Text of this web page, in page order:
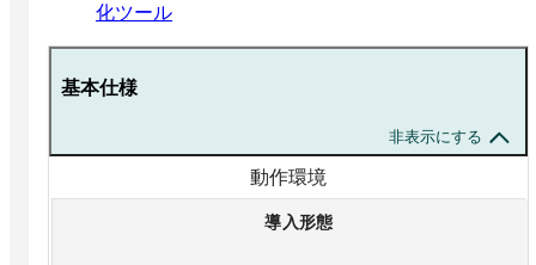
化ツール
基本仕様
非表示にする
動作環境
導入形態